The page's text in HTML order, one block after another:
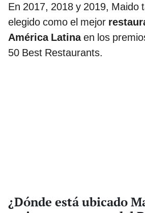
En 2017, 2018 y 2019, Maido
elegido como el mejor
América Latinaen los
50 Best Restaurants.
¿Dónde está ubicado